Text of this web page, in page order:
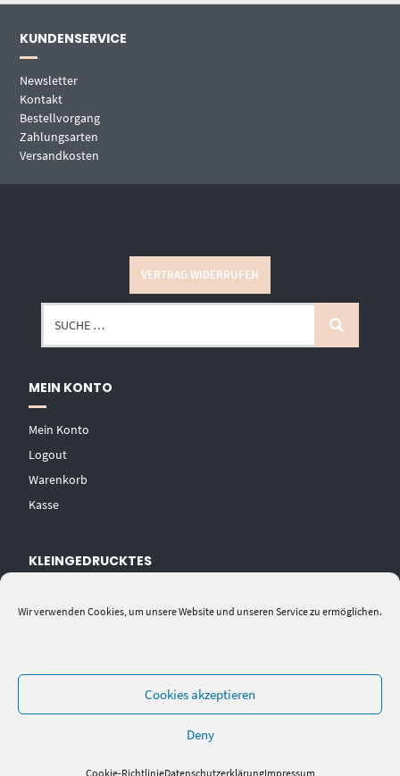
Wir verwenden Cookies, um unsere Website und unseren Service zu ermöglichen.
Cookies akzeptieren
Deny
Cookie-RichtlinieDatenschutzerklärungImpressum
KUNDENSERVICE
Newsletter
Kontakt
Bestellvorgang
Zahlungsarten
Versandkosten
VERTRAG WIDERRUFEN
MEIN KONTO
Mein Konto
Logout
Warenkorb
Kasse
KLEINGEDRUCKTES
Impressum